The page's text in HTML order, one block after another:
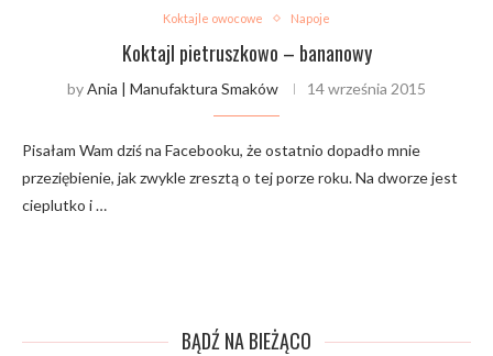
Koktajle owocowe Napoje
Koktajl pietruszkowo – bananowy
byAnia | Manufaktura Smaków 14 września 2015
Pisałam Wam dziś na Facebooku, że ostatnio dopadło mnie
przeziębienie, jak zwykle zresztą o tej porze roku. Na dworze jest
cieplutko i …
BĄDŹ NA BIEŻĄCO